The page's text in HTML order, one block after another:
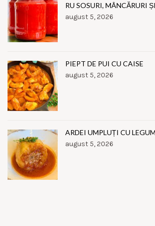
RU SOSURI, MÂNCĂRURI
august 5, 2026
PIEPT DE PUI CU CAISE
august 5, 2026
ARDEI UMPLUȚI CU
august 5, 2026